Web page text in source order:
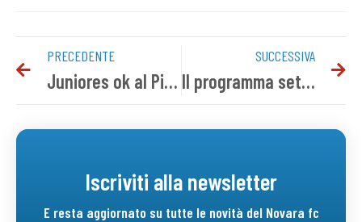
PRECEDENTE
Juniores ok al Piola, terza vittoria consecutiva
SUCCESSIVA
Il programma settimanale
Iscriviti alla newsletter
E resta aggiornato su tutte le novità del Novara fc